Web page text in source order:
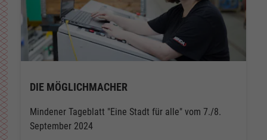
DIE MÖGLICHMACHER
Mindener Tageblatt "Eine Stadt für alle" vom 7./8.
September 2024